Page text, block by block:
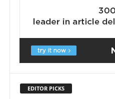
EDITOR PICKS